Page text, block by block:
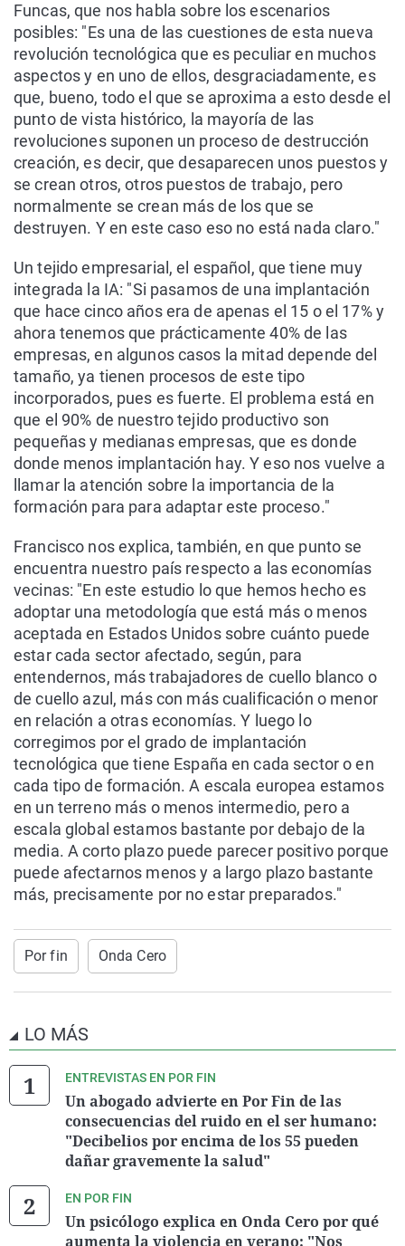
Funcas, que nos habla sobre los escenarios
posibles: "Es una de las cuestiones de esta nueva
revolución tecnológica que es peculiar en muchos
aspectos y en uno de ellos, desgraciadamente, es
que, bueno, todo el que se aproxima a esto desde el
punto de vista histórico, la mayoría de las
revoluciones suponen un proceso de destrucción
creación, es decir, que desaparecen unos puestos y
se crean otros, otros puestos de trabajo, pero
normalmente se crean más de los que se
destruyen. Y en este caso eso no está nada claro."
Un tejido empresarial, el español, que tiene muy
integrada la IA: "Si pasamos de una implantación
que hace cinco años era de apenas el 15 o el 17% y
ahora tenemos que prácticamente 40% de las
empresas, en algunos casos la mitad depende del
tamaño, ya tienen procesos de este tipo
incorporados, pues es fuerte. El problema está en
que el 90% de nuestro tejido productivo son
pequeñas y medianas empresas, que es donde
donde menos implantación hay. Y eso nos vuelve a
llamar la atención sobre la importancia de la
formación para para adaptar este proceso."
Francisco nos explica, también, en que punto se
encuentra nuestro país respecto a las economías
vecinas: "En este estudio lo que hemos hecho es
adoptar una metodología que está más o menos
aceptada en Estados Unidos sobre cuánto puede
estar cada sector afectado, según, para
entendernos, más trabajadores de cuello blanco o
de cuello azul, más con más cualificación o menor
en relación a otras economías. Y luego lo
corregimos por el grado de implantación
tecnológica que tiene España en cada sector o en
cada tipo de formación. A escala europea estamos
en un terreno más o menos intermedio, pero a
escala global estamos bastante por debajo de la
media. A corto plazo puede parecer positivo porque
puede afectarnos menos y a largo plazo bastante
más, precisamente por no estar preparados."
Por fin Onda Cero
LO MÁS
ENTREVISTAS EN POR FIN
Un abogado advierte en Por Fin de las
consecuencias del ruido en el ser humano:
"Decibelios por encima de los 55 pueden
dañar gravemente la salud"
EN POR FIN
Un psicólogo explica en Onda Cero por qué
aumenta la violencia en verano: "Nos